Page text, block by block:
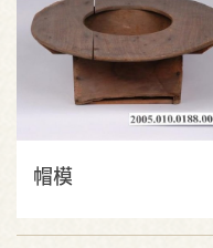
帽模